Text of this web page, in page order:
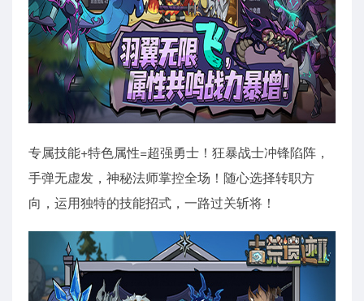
专属技能+特色属性=超强勇士！狂暴战士冲锋陷阵，
手弹无虚发，神秘法师掌控全场！随心选择转职方
向，运用独特的技能招式，一路过关斩将！